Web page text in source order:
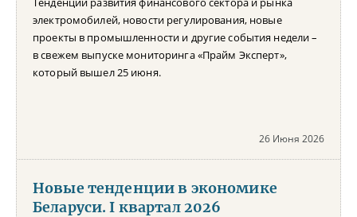
электромобилей, новости регулирования, новые
проекты в промышленности и другие события недели –
в свежем выпуске мониторинга «Прайм Эксперт»,
который вышел 25 июня.
26 Июня 2026
Новые тенденции в экономике
Беларуси. I квартал 2026